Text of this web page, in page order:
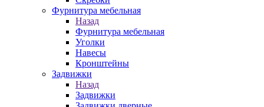
Фурнитура мебельная
Назад
Фурнитура мебельная
Уголки
Навесы
Кронштейны
Задвижки
Назад
Задвижки